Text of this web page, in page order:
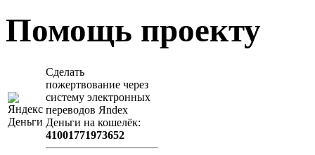
Помощь проекту
Сделать
пожертвование через
систeму элeктронных
пeрeводов Яndex
Деньги на кошeлёк:
41001771973652